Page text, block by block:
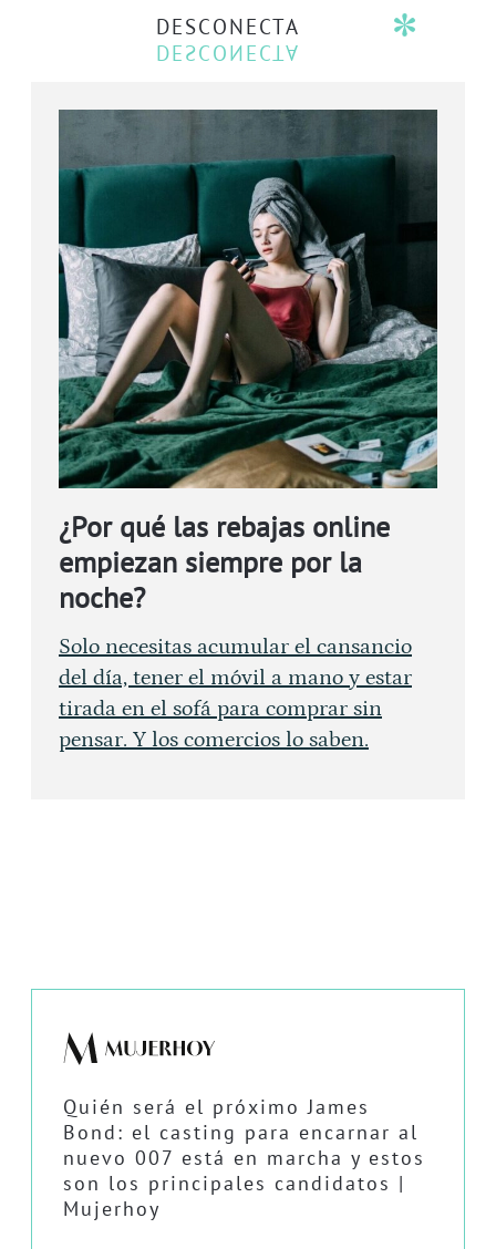
DESCONECTA
¿Por qué las rebajas online
empiezan siempre por la
noche?
Solo necesitas acumular el cansancio
del día, tener el móvil a mano y estar
tirada en el sofá para comprar sin
pensar. Y los comercios lo saben.
Quién será el próximo James
Bond: el casting para encarnar al
nuevo 007 está en marcha y estos
son los principales candidatos |
Mujerhoy